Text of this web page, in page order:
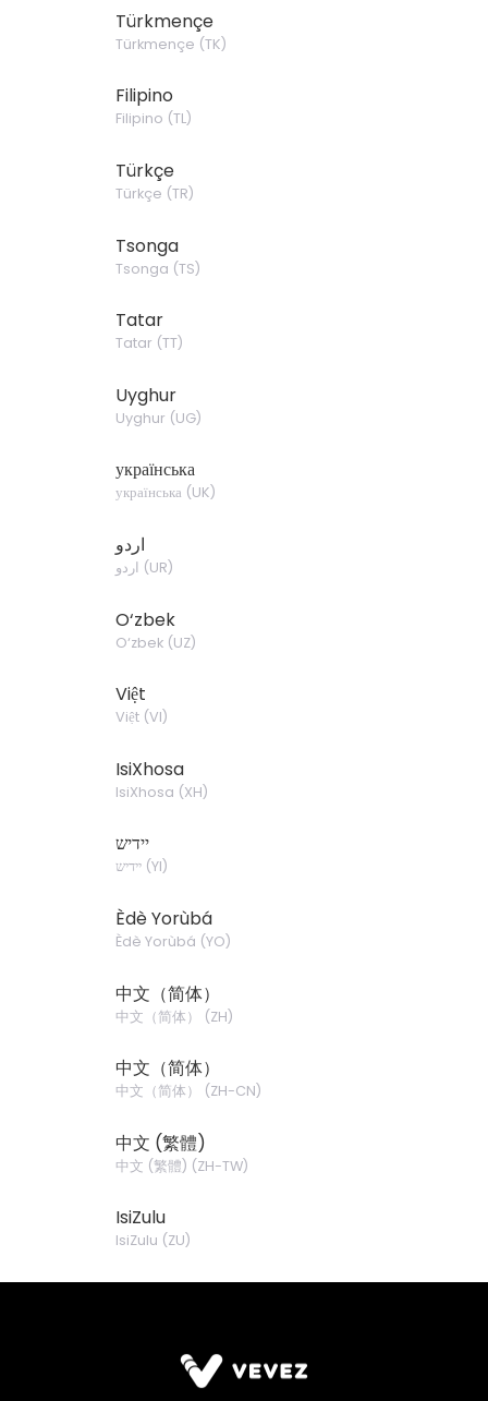
Türkmençe
Türkmençe (TK)
Filipino
Filipino (TL)
Türkçe
Türkçe (TR)
Tsonga
Tsonga (TS)
Tatar
Tatar (TT)
Uyghur
Uyghur (UG)
українська
українська (UK)
اردو
اردو (UR)
O‘zbek
O‘zbek(UZ)
Việt
Việt(VI)
IsiXhosa
IsiXhosa (XH)
יידיש
יידיש(YI)
Èdè Yorùbá
Èdè Yorùbá (YO)
中文（简体）
中文（简体） (ZH)
中文（简体）
中文（简体） (ZH-CN)
中文 (繁體)
中文 (繁體) (ZH-TW)
IsiZulu
IsiZulu (ZU)